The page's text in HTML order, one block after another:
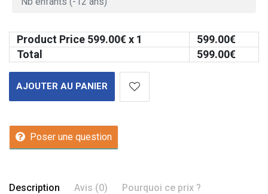
Product Price 599.00€ x 1 599.00€
Total
599.00€
AJOUTER AU PANIER
Poser une question
Description Avis (0) Pourquoi ce prix ?